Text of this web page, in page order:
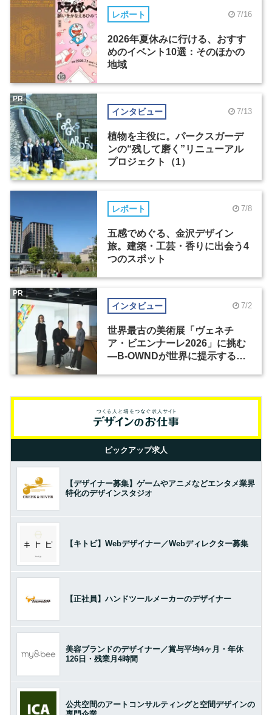
レポート 7/16
2026年夏休みに行ける、おすす
めのイベント10選：そのほかの
地域
インタビュー 7/13
植物を主役に。パークスガーデ
ンの“残して磨く”リニューアル
プロジェクト（1）
PR
レポート 7/8
五感でめぐる、金沢デザイン
旅。建築・工芸・香りに出会う4
つのスポット
インタビュー 7/2
世界最古の美術展「ヴェネチ
ア・ビエンナーレ2026」に挑む
―B-OWNDが世界に提示する美
PR
ピックアップ求人
【デザイナー募集】ゲームやアニメなどエンタメ業界
特化のデザインスタジオ
【キトビ】Webデザイナー／Webディレクター募集
【正社員】ハンドツールメーカーのデザイナー
美容ブランドのデザイナー／賞与平均4ヶ月・年休
126日・残業月4時間
公共空間のアートコンサルティングと空間デザインの